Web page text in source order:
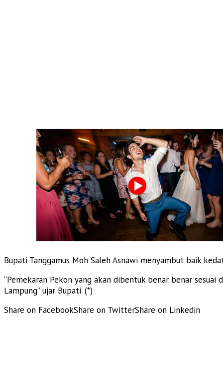
Bupati Tanggamus Moh Saleh Asnawi menyambut baik
“Pemekaran Pekon yang akan dibentuk benar benar
Lampung” ujar Bupati. (*)
Share on FacebookShare on TwitterShare on Linkedin